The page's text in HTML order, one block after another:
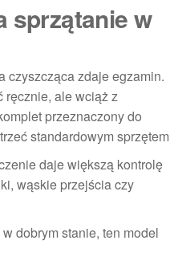
sprzątanie w
czyszcząca zdaje egzamin.
ręcznie, ale wciąż z
przeznaczony do
standardowym
daje większą kontrolę
wąskie przejścia czy
dobrym stanie, ten model